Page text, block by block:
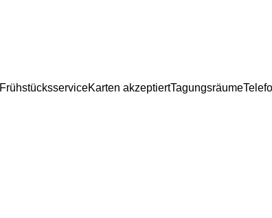
FrühstücksserviceKarten akzeptiertTagungsräume